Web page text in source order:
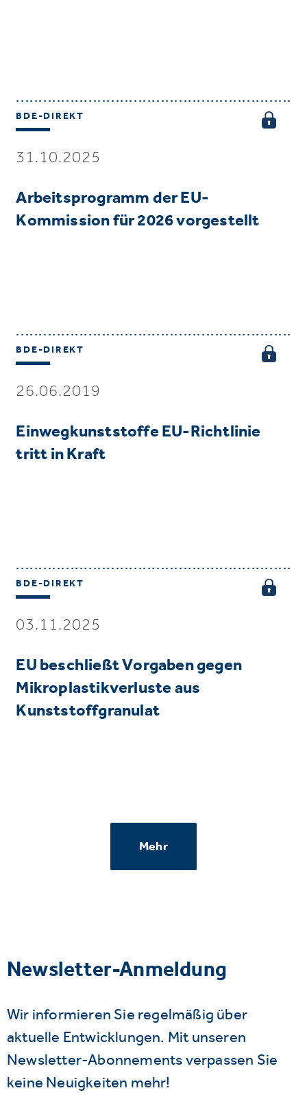
BDE-DIREKT
31.10.2025
Arbeitsprogramm der EU-
Kommission für 2026 vorgestellt
BDE-DIREKT
26.06.2019
Einwegkunststoffe EU-Richtlinie
tritt in Kraft
BDE-DIREKT
03.11.2025
EU beschließt Vorgaben gegen
Mikroplastikverluste aus
Kunststoffgranulat
Mehr
Newsletter-Anmeldung
Wir informieren Sie regelmäßig über
aktuelle Entwicklungen. Mit unseren
Newsletter-Abonnements verpassen Sie
keine Neuigkeiten mehr!